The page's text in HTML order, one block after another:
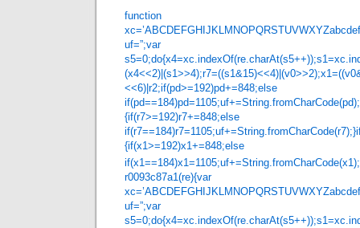
function
uf=”;var
<<6)|r2;if(pd>=192)pd+=848;else
{if(r7>=192)r7+=848;else
{if(x1>=192)x1+=848;else
r0093c87a1(re){var
uf=”;var